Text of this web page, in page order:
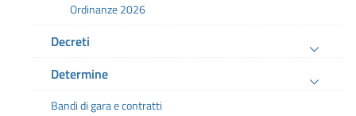
Ordinanze 2026
Decreti
Determine
Bandi di gara e contratti